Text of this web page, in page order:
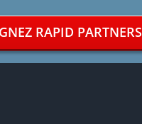
RAPID PARTNERS